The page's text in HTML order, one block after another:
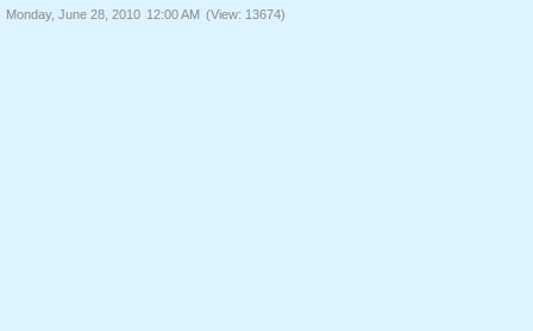
Monday, June 28, 2010 12:00 AM (View: 13674)